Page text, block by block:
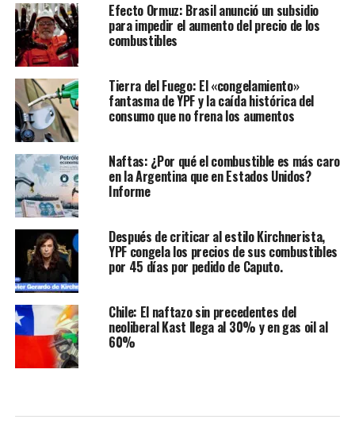
Efecto Ormuz: Brasil anunció un subsidio
para impedir el aumento del precio de los
combustibles
Tierra del Fuego: El «congelamiento»
fantasma de YPF y la caída histórica del
consumo que no frena los aumentos
Naftas: ¿Por qué el combustible es más caro
en la Argentina que en Estados Unidos?
Informe
Después de criticar al estilo Kirchnerista,
YPF congela los precios de sus combustibles
por 45 días por pedido de Caputo.
Chile: El naftazo sin precedentes del
neoliberal Kast llega al 30% y en gas oil al
60%